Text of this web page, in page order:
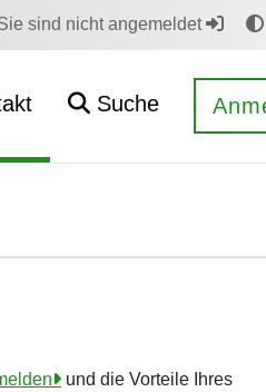
sind nicht angemeldet
Suche
und die Vorteile Ihres